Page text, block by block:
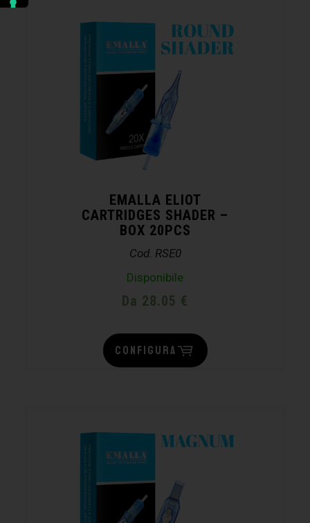
EMALLA ELIOT
CARTRIDGES SHADER –
BOX 20PCS
Cod. RSE0
Disponibile
Da 28.05 €
CONFIGURA